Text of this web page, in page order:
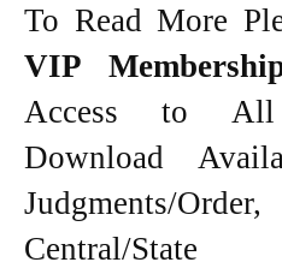
To Read More
VIP
Access to
Download
Judgments/
Central/